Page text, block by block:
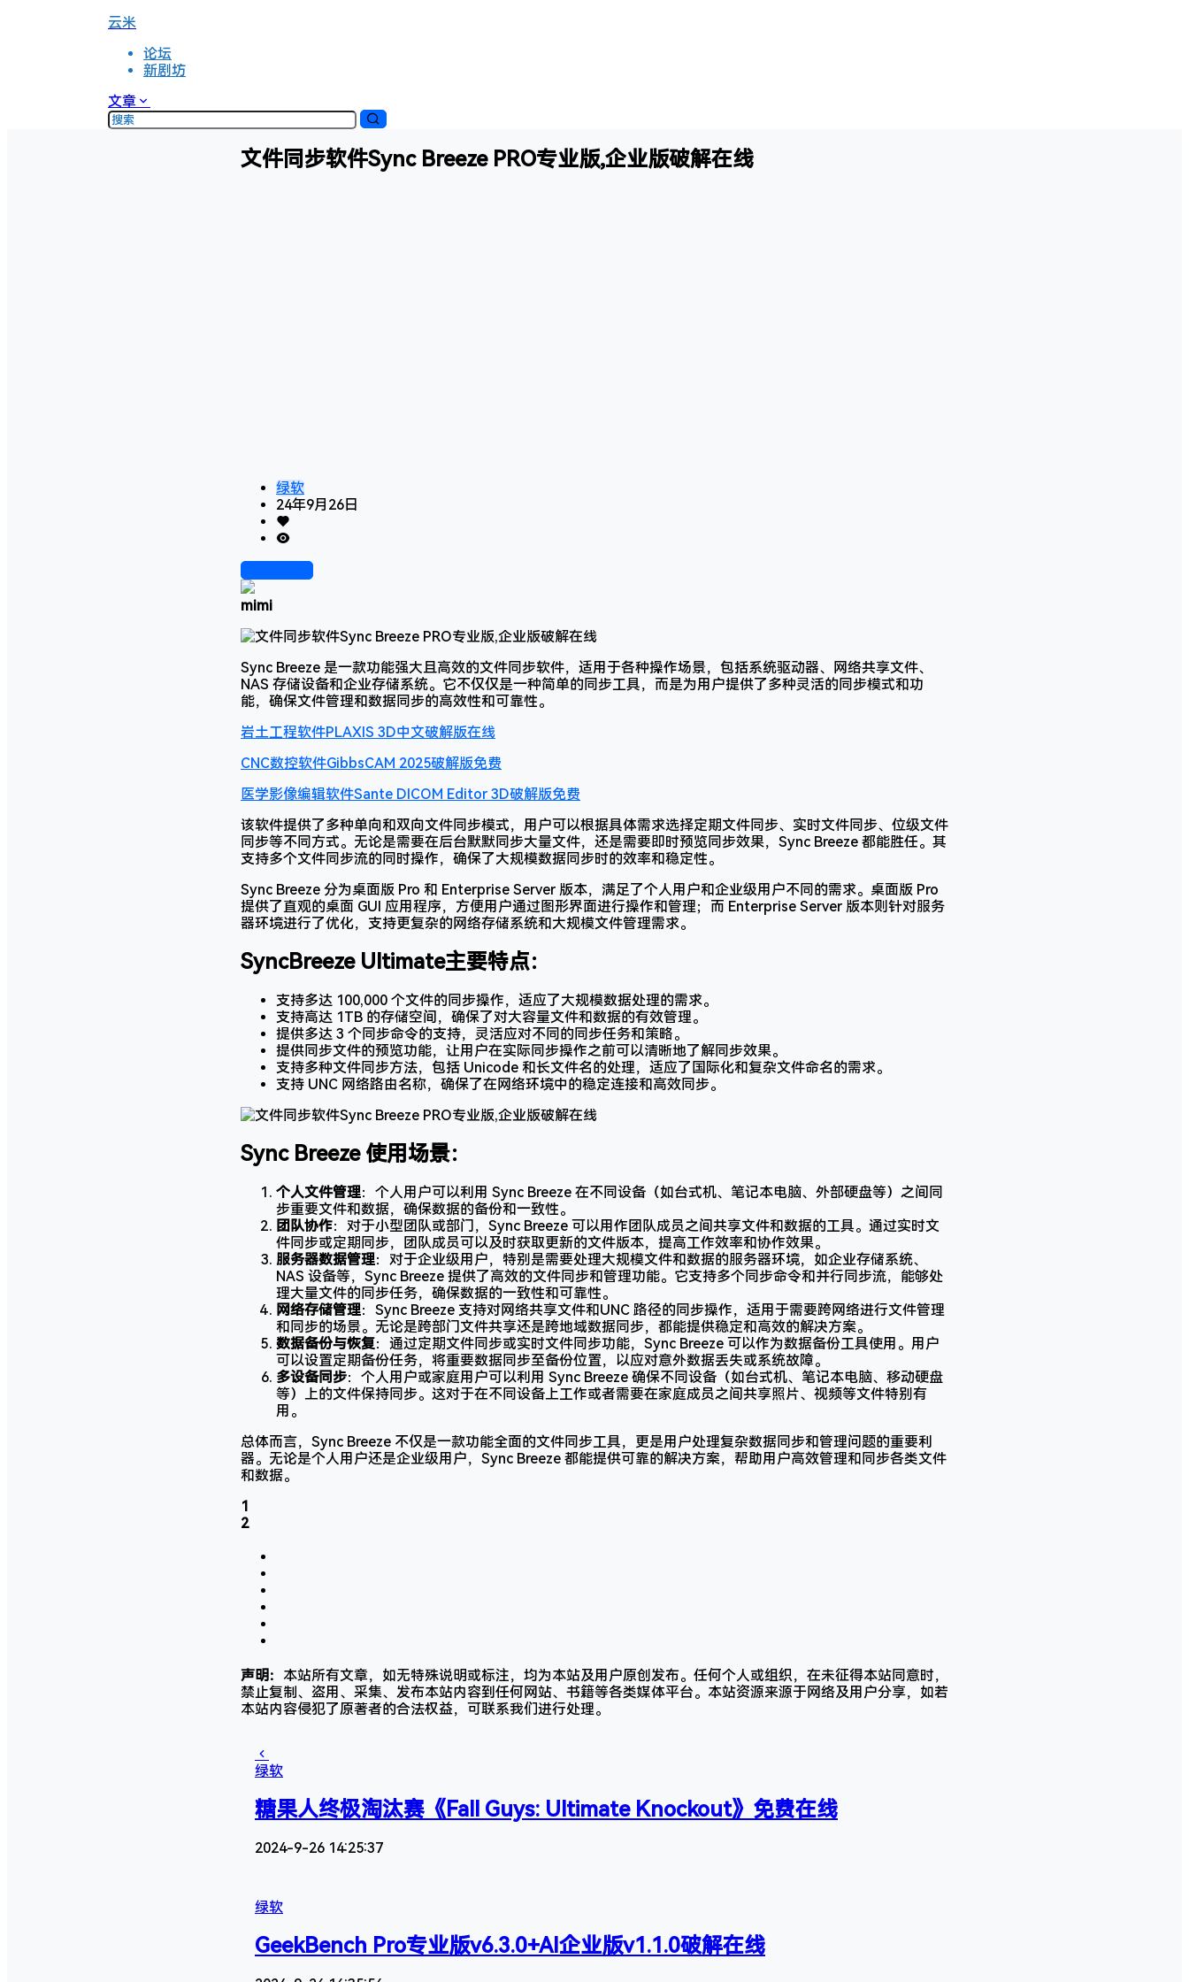
云米
论坛
新剧坊
文章
文件同步软件Sync Breeze PRO专业版,企业版破解在线
绿软
24年9月26日
mimi
Sync Breeze 是一款功能强大且高效的文件同步软件，适用于各种操作场景，包括系统驱动器、网络共享文件、
NAS 存储设备和企业存储系统。它不仅仅是一种简单的同步工具，而是为用户提供了多种灵活的同步模式和功
能，确保文件管理和数据同步的高效性和可靠性。
岩土工程软件PLAXIS 3D中文破解版在线
CNC数控软件GibbsCAM 2025破解版免费
医学影像编辑软件Sante DICOM Editor 3D破解版免费
该软件提供了多种单向和双向文件同步模式，用户可以根据具体需求选择定期文件同步、实时文件同步、位级文件
同步等不同方式。无论是需要在后台默默同步大量文件，还是需要即时预览同步效果，Sync Breeze 都能胜任。其
支持多个文件同步流的同时操作，确保了大规模数据同步时的效率和稳定性。
Sync Breeze 分为桌面版 Pro 和 Enterprise Server 版本，满足了个人用户和企业级用户不同的需求。桌面版 Pro
提供了直观的桌面 GUI 应用程序，方便用户通过图形界面进行操作和管理；而 Enterprise Server 版本则针对服务
器环境进行了优化，支持更复杂的网络存储系统和大规模文件管理需求。
SyncBreeze Ultimate主要特点：
支持多达 100,000 个文件的同步操作，适应了大规模数据处理的需求。
支持高达 1TB 的存储空间，确保了对大容量文件和数据的有效管理。
提供多达 3 个同步命令的支持，灵活应对不同的同步任务和策略。
提供同步文件的预览功能，让用户在实际同步操作之前可以清晰地了解同步效果。
支持多种文件同步方法，包括 Unicode 和长文件名的处理，适应了国际化和复杂文件命名的需求。
支持 UNC 网络路由名称，确保了在网络环境中的稳定连接和高效同步。
Sync Breeze 使用场景：
个人文件管理：个人用户可以利用 Sync Breeze 在不同设备（如台式机、笔记本电脑、外部硬盘等）之间同
步重要文件和数据，确保数据的备份和一致性。
团队协作：对于小型团队或部门，Sync Breeze 可以用作团队成员之间共享文件和数据的工具。通过实时文
件同步或定期同步，团队成员可以及时获取更新的文件版本，提高工作效率和协作效果。
服务器数据管理：对于企业级用户，特别是需要处理大规模文件和数据的服务器环境，如企业存储系统、
NAS 设备等，Sync Breeze 提供了高效的文件同步和管理功能。它支持多个同步命令和并行同步流，能够处
理大量文件的同步任务，确保数据的一致性和可靠性。
网络存储管理：Sync Breeze 支持对网络共享文件和UNC 路径的同步操作，适用于需要跨网络进行文件管理
和同步的场景。无论是跨部门文件共享还是跨地域数据同步，都能提供稳定和高效的解决方案。
数据备份与恢复：通过定期文件同步或实时文件同步功能，Sync Breeze 可以作为数据备份工具使用。用户
可以设置定期备份任务，将重要数据同步至备份位置，以应对意外数据丢失或系统故障。
多设备同步：个人用户或家庭用户可以利用 Sync Breeze 确保不同设备（如台式机、笔记本电脑、移动硬盘
等）上的文件保持同步。这对于在不同设备上工作或者需要在家庭成员之间共享照片、视频等文件特别有
用。
总体而言，Sync Breeze 不仅是一款功能全面的文件同步工具，更是用户处理复杂数据同步和管理问题的重要利
器。无论是个人用户还是企业级用户，Sync Breeze 都能提供可靠的解决方案，帮助用户高效管理和同步各类文件
和数据。
1
2
声明： 本站所有文章，如无特殊说明或标注，均为本站及用户原创发布。任何个人或组织，在未征得本站同意时，
禁止复制、盗用、采集、发布本站内容到任何网站、书籍等各类媒体平台。本站资源来源于网络及用户分享，如若
本站内容侵犯了原著者的合法权益，可联系我们进行处理。
绿软
糖果人终极淘汰赛《Fall Guys: Ultimate Knockout》免费在线
2024-9-26 14:25:37
绿软
GeekBench Pro专业版v6.3.0+AI企业版v1.1.0破解在线